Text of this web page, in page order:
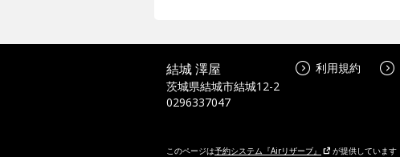
結城 澤屋
茨城県結城市結城12-2
0296337047
利用規約
このページは予約システム『Airリザーブ』 が提供しています